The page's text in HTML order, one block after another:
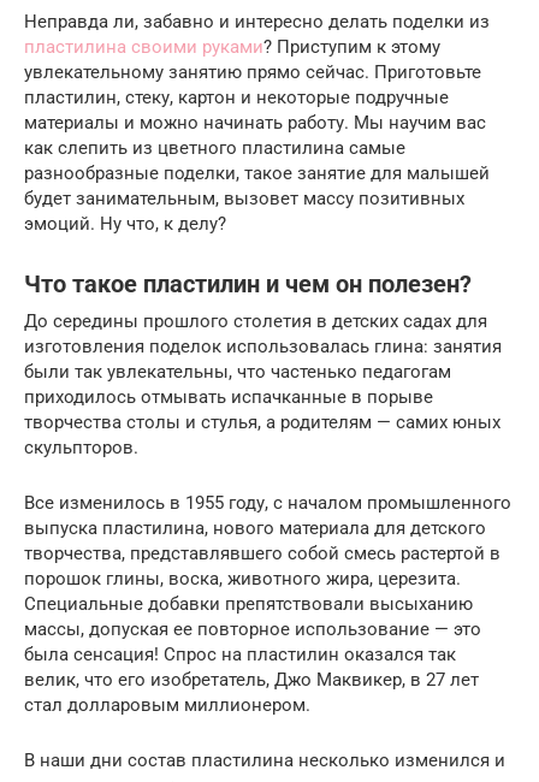
Неправда ли, забавно и интересно делать поделки из
пластилина своими руками? Приступим к этому
увлекательному занятию прямо сейчас. Приготовьте
пластилин, стеку, картон и некоторые подручные
материалы и можно начинать работу. Мы научим вас
как слепить из цветного пластилина самые
разнообразные поделки, такое занятие для малышей
будет занимательным, вызовет массу позитивных
эмоций. Ну что, к делу?
Что такое пластилин и чем он полезен?
До середины прошлого столетия в детских садах для
изготовления поделок использовалась глина: занятия
были так увлекательны, что частенько педагогам
приходилось отмывать испачканные в порыве
творчества столы и стулья, а родителям — самих юных
скульпторов.
Все изменилось в 1955 году, с началом промышленного
выпуска пластилина, нового материала для детского
творчества, представлявшего собой смесь растертой в
порошок глины, воска, животного жира, церезита.
Специальные добавки препятствовали высыханию
массы, допуская ее повторное использование — это
была сенсация! Спрос на пластилин оказался так
велик, что его изобретатель, Джо Маквикер, в 27 лет
стал долларовым миллионером.
В наши дни состав пластилина несколько изменился и